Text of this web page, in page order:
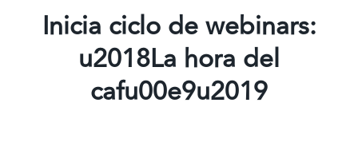
Inicia ciclo de webinars:
u2018La hora del
cafu00e9u2019